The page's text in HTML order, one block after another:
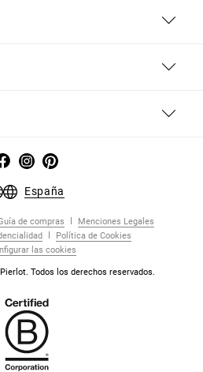
España
de compras
Menciones Legales
Política de Cookies
las cookies
Todos los derechos reservados.